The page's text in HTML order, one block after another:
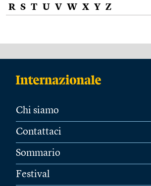
R S T U V W X Y Z
Chi siamo
Contattaci
Sommario
Festival